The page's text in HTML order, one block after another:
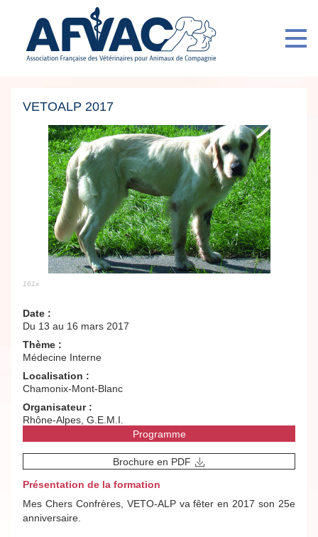
VETOALP 2017
161x
Date :
Du 13 au 16 mars 2017
Thème :
Médecine Interne
Localisation :
Chamonix-Mont-Blanc
Organisateur :
Rhône-Alpes, G.E.M.I.
Programme
Brochure en PDF
Présentation de la formation
Mes Chers Confrères, VETO-ALP va fêter en 2017 son 25e
anniversaire.